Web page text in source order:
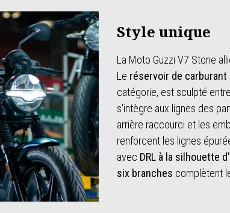
Style unique
La Moto Guzzi V7 Stone
Le réservoir de
catégorie, est sculpté
s'intègre aux lignes des
arrière raccourci et les
renforcent les lignes
avec DRL à la silhouette
six branches complètent